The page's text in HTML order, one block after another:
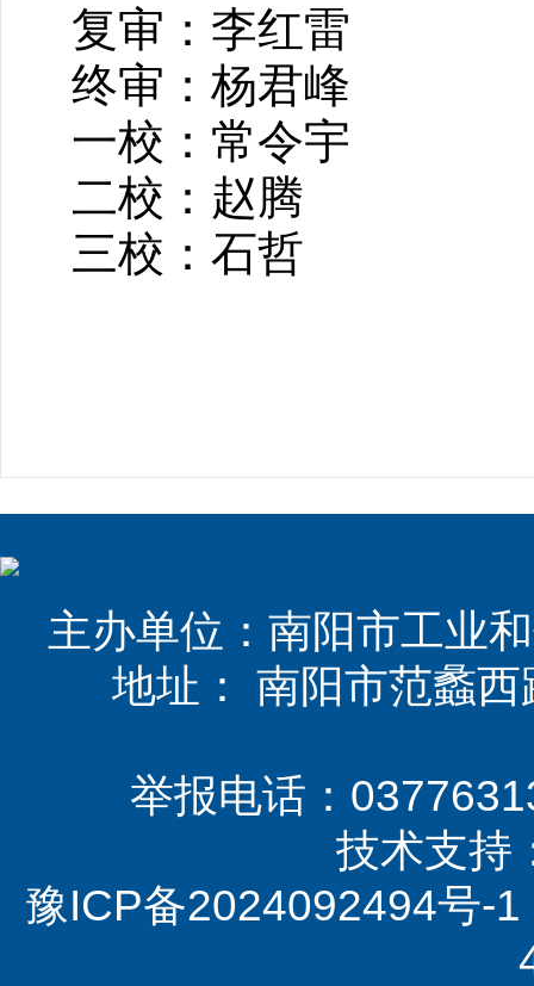
复审：李红雷
终审：杨君峰
一校：常令宇
二校：赵腾
三校：石哲
主办单位：南阳市工业
地址： 南阳市范蠡
举报电话：
技术支持
豫ICP备2024092494号-1